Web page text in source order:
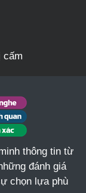
cấm
thông tin từ
đánh giá
chọn lựa phù